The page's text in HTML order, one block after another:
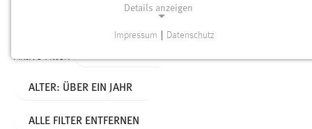
Aktive Filter:
ALTER: ÜBER EIN JAHR
ALLE FILTER ENTFERNEN
Details anzeigen
Funktionen und sind für die einwandfreie Funktion der
Impressum Datenschutz